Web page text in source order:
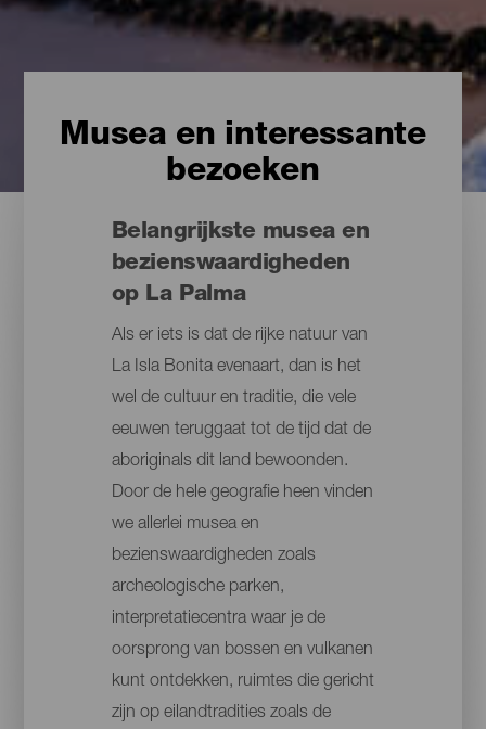
Musea en interessante
bezoeken
Belangrijkste musea en
bezienswaardigheden
op La Palma
Als er iets is dat de rijke natuur van
La Isla Bonita evenaart, dan is het
wel de cultuur en traditie, die vele
eeuwen teruggaat tot de tijd dat de
aboriginals dit land bewoonden.
Door de hele geografie heen vinden
we allerlei musea en
bezienswaardigheden zoals
archeologische parken,
interpretatiecentra waar je de
oorsprong van bossen en vulkanen
kunt ontdekken, ruimtes die gericht
zijn op eilandtradities zoals de